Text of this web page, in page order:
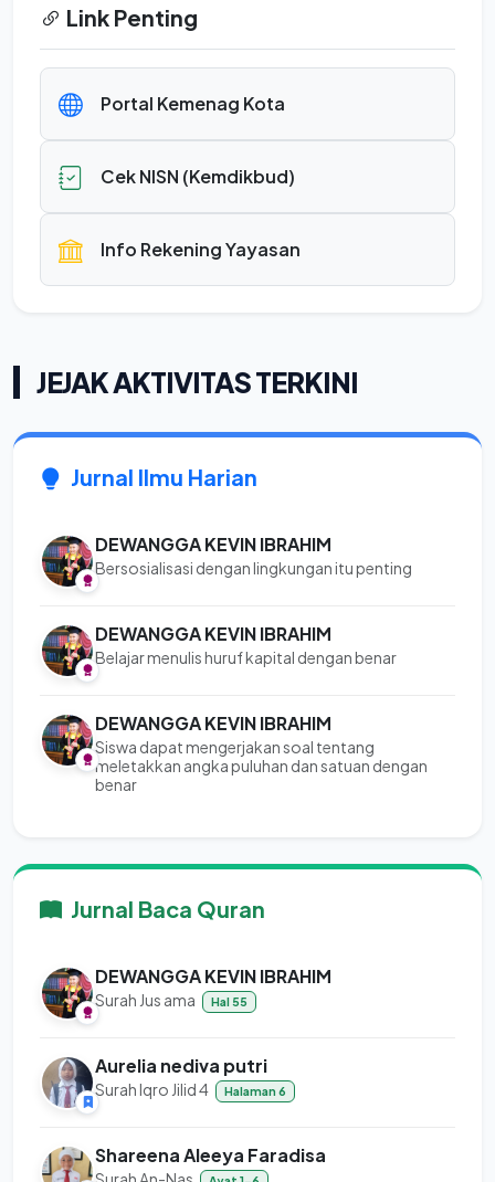
Link Penting
Portal Kemenag Kota
Cek NISN (Kemdikbud)
Info Rekening Yayasan
JEJAK AKTIVITAS TERKINI
Jurnal Ilmu Harian
DEWANGGA KEVIN IBRAHIM
Bersosialisasi dengan lingkungan itu penting
DEWANGGA KEVIN IBRAHIM
Belajar menulis huruf kapital dengan benar
DEWANGGA KEVIN IBRAHIM
Siswa dapat mengerjakan soal tentang
meletakkan angka puluhan dan satuan dengan
benar
Jurnal Baca Quran
DEWANGGA KEVIN IBRAHIM
Surah Jus ama Hal 55
Aurelia nediva putri
Surah Iqro Jilid 4 Halaman 6
Shareena Aleeya Faradisa